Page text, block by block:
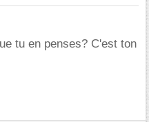
tu en penses? C'est ton